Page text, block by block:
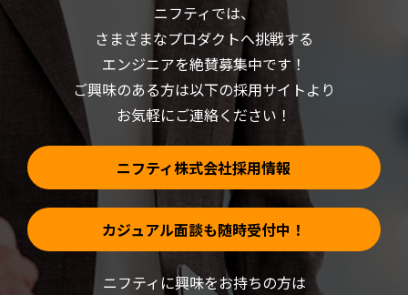
し
い
ウ
ィ
開
き
す)
ま
す)
ニフティでは、
さまざまなプロダクトへ挑戦する
エンジニアを絶賛募集中です！
ご興味のある方は以下の採用サイトより
お気軽にご連絡ください！
ニフティ株式会社採用情報
カジュアル面談も随時受付中！
ニフティに興味をお持ちの方は